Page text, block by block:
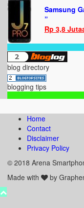
Samsung
”
Rp 3,8
blog directory
blogging tips
Home
Contact
Disclaimer
Privacy Policy
© 2018 Arena
Made with
by